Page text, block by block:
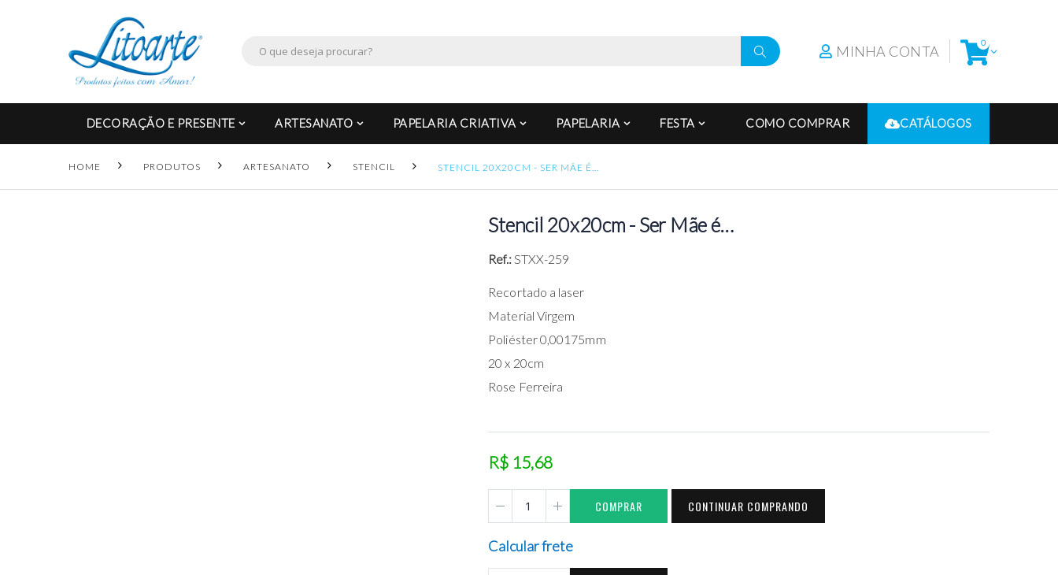
MINHA CONTA 0
DECORAÇÃO E PRESENTE ARTESANATO PAPELARIA CRIATIVA PAPELARIA FESTA COMO COMPRAR CATÁLOGOS
HOME PRODUTOS ARTESANATO STENCIL STENCIL 20X20CM - SER MÃE É…
Stencil 20x20cm - Ser Mãe é…
Ref.:STXX-259
Recortado a laser
Material Virgem
Poliéster 0,00175mm
20 x 20cm
Rose Ferreira
R$ 15,68
COMPRAR CONTINUAR COMPRANDO
Calcular frete